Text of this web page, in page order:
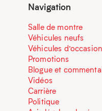
Navigation
Salle de montre
Véhicules neufs
Véhicules d’occasion
Promotions
Blogue et
Vidéos
Carrière
Politique